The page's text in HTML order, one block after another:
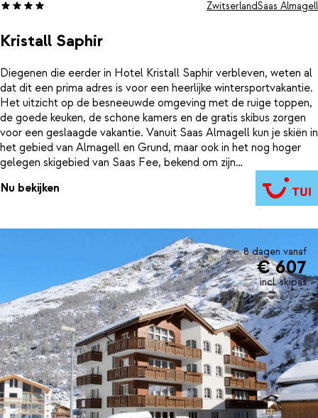
Kristall Saphir
ZwitserlandSaas Almagell
Diegenen die eerder in Hotel Kristall Saphir verbleven, weten al
dat dit een prima adres is voor een heerlijke wintersportvakantie.
Het uitzicht op de besneeuwde omgeving met de ruige toppen,
de goede keuken, de schone kamers en de gratis skibus zorgen
voor een geslaagde vakantie. Vanuit Saas Almagell kun je skiën in
het gebied van Almagell en Grund, maar ook in het nog hoger
gelegen skigebied van Saas Fee, bekend om zijn
gletsjerlandschap. Het Saasdal is een zeker sneeuwzeker gebied
door de hoge ligging en je kunt zodoende tot laat in het seizoen
hier terecht. Na een actieve dag zit je in Kristall Saphir goed,
houtkachel relaxen met een hapje en een drankje.
Nu bekijken
8 dagen vanaf
€ 607
incl. skipas